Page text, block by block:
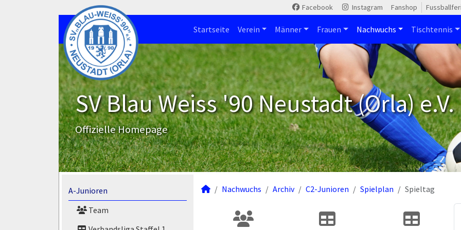
Facebook Instagram Fanshop
Startseite Verein Männer Frauen Nachwuchs Tischtennis
SV Blau Weiss '90 Neustadt (Orla) e.V.
Offizielle Homepage
A-Junioren
Team
Nachwuchs Archiv C2-Junioren Spielplan Spieltag